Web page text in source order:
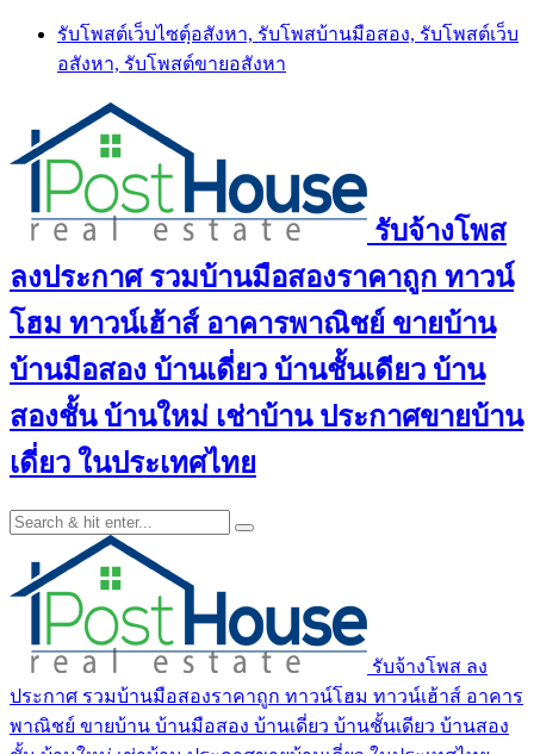
Skip
content
รับโพสต์เว็บไซตฺ์อสังหา, รับโพสบ้านมือสอง, รับโพสต์เว็บ
อสังหา, รับโพสต์ขายอสังหา
รับจ้างโพส
ลงประกาศ รวมบ้านมือสองราคาถูก ทาวน์
โฮม ทาวน์เฮ้าส์ อาคารพาณิชย์ ขายบ้าน
บ้านมือสอง บ้านเดี่ยว บ้านชั้นเดียว บ้าน
สองชั้น บ้านใหม่ เช่าบ้าน ประกาศขายบ้าน
เดี่ยว ในประเทศไทย
รับจ้างโพส ลง
ประกาศ รวมบ้านมือสองราคาถูก ทาวน์โฮม ทาวน์เฮ้าส์ อาคาร
พาณิชย์ ขายบ้าน บ้านมือสอง บ้านเดี่ยว บ้านชั้นเดียว บ้านสอง